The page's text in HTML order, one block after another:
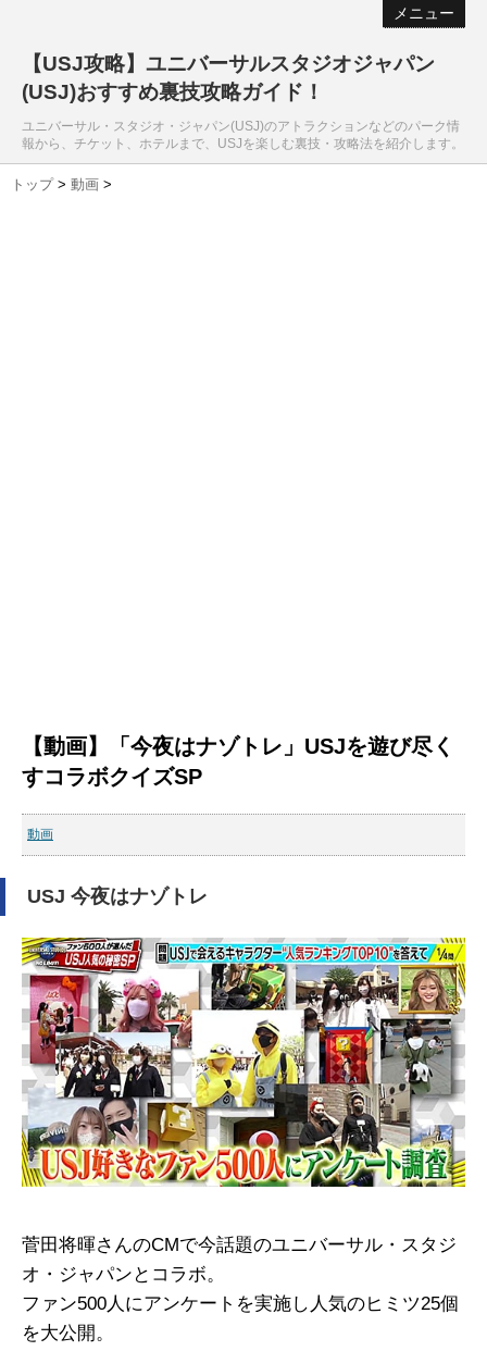
メニュー
【USJ攻略】ユニバーサルスタジオジャパン
(USJ)おすすめ裏技攻略ガイド！
ユニバーサル・スタジオ・ジャパン(USJ)のアトラクションなどのパーク情
報から、チケット、ホテルまで、USJを楽しむ裏技・攻略法を紹介します。
トップ > 動画 >
【動画】「今夜はナゾトレ」USJを遊び尽く
すコラボクイズSP
動画
USJ 今夜はナゾトレ
菅田将暉さんのCMで今話題のユニバーサル・スタジ
オ・ジャパンとコラボ。
ファン500人にアンケートを実施し人気のヒミツ25個
を大公開。